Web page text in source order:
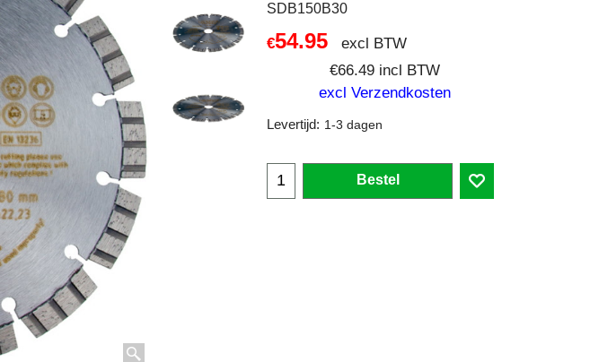
SDB150B30
€54.95
excl BTW
€66.49 incl BTW
excl Verzendkosten
Levertijd: 1-3 dagen
Bestel